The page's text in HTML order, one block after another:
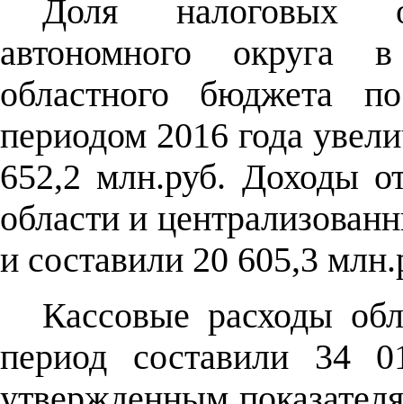
Доля налоговых
автономного округа
областного бюджета
периодом 2016 года
652,2 млн.руб. Доходы
области и
и составили 20 605,3
Кассовые расходы
период составили 34